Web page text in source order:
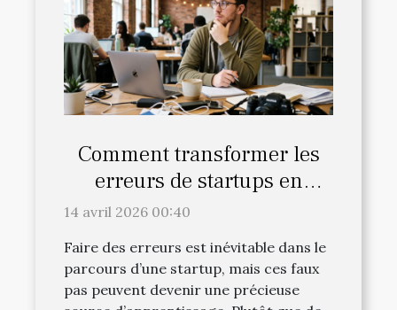
Comment transformer les
erreurs de startups en
opportunités de croissance ?
14 avril 2026 00:40
Faire des erreurs est inévitable dans le
parcours d’une startup, mais ces faux
pas peuvent devenir une précieuse